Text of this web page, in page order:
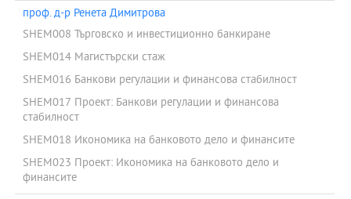
проф. д-р Ренета Димитрова
SHEM008 Търговско и инвестиционно банкиране
SHEM014 Магистърски стаж
SHEM016 Банкови регулации и финансова стабилност
SHEM017 Проект: Банкови регулации и финансова
стабилност
SHEM018 Икономика на банковото дело и финансите
SHEM023 Проект: Икономика на банковото дело и
финансите